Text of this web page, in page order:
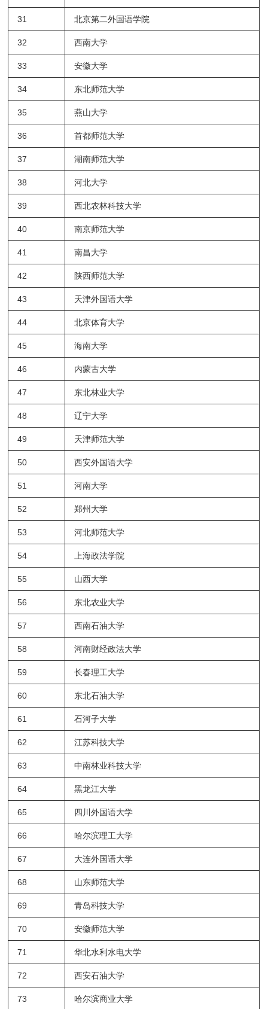
31 北京第二外国语学院
32 西南大学
33 安徽大学
34 东北师范大学
35 燕山大学
36 首都师范大学
37 湖南师范大学
38 河北大学
39 西北农林科技大学
40 南京师范大学
41 南昌大学
42 陕西师范大学
43 天津外国语大学
44 北京体育大学
45 海南大学
46 内蒙古大学
47 东北林业大学
48 辽宁大学
49 天津师范大学
50 西安外国语大学
51 河南大学
52 郑州大学
53 河北师范大学
54 上海政法学院
55 山西大学
56 东北农业大学
57 西南石油大学
58 河南财经政法大学
59 长春理工大学
60 东北石油大学
61 石河子大学
62 江苏科技大学
63 中南林业科技大学
64 黑龙江大学
65 四川外国语大学
66 哈尔滨理工大学
67 大连外国语大学
68 山东师范大学
69 青岛科技大学
70 安徽师范大学
71 华北水利水电大学
72 西安石油大学
73 哈尔滨商业大学